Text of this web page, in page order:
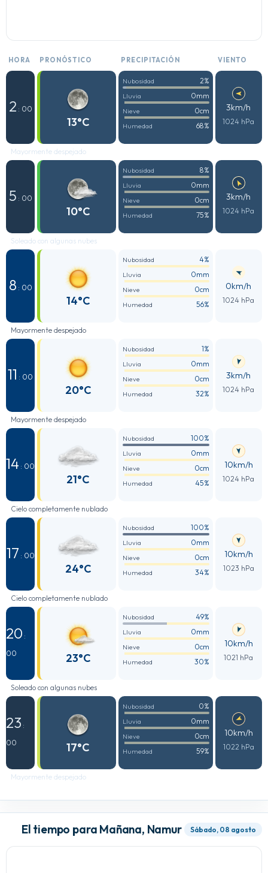
HORA PRONÓSTICO PRECIPITACIÓN VIENTO
2 : 00
13°C
Nubosidad 2%
Lluvia 0mm
Nieve 0cm
Humedad 68%
3km/h
1024 hPa
Mayormente despejado
5 : 00
10°C
Nubosidad 8%
Lluvia 0mm
Nieve 0cm
Humedad 75%
3km/h
1024 hPa
Soleado con algunas nubes
8 : 00
14°C
Nubosidad 4%
Lluvia 0mm
Nieve 0cm
Humedad 56%
0km/h
1024 hPa
Mayormente despejado
11 : 00
20°C
Nubosidad 1%
Lluvia 0mm
Nieve 0cm
Humedad 32%
3km/h
1024 hPa
Mayormente despejado
14 : 00
21°C
Nubosidad 100%
Lluvia 0mm
Nieve 0cm
Humedad 45%
10km/h
1024 hPa
Cielo completamente nublado
17 : 00
24°C
Nubosidad 100%
Lluvia 0mm
Nieve 0cm
Humedad 34%
10km/h
1023 hPa
Cielo completamente nublado
20 :
00
23°C
Nubosidad 49%
Lluvia 0mm
Nieve 0cm
Humedad 30%
10km/h
1021 hPa
Soleado con algunas nubes
23 :
00
17°C
Nubosidad 0%
Lluvia 0mm
Nieve 0cm
Humedad 59%
10km/h
1022 hPa
Mayormente despejado
El tiempo para Mañana, Namur Sábado, 08 agosto